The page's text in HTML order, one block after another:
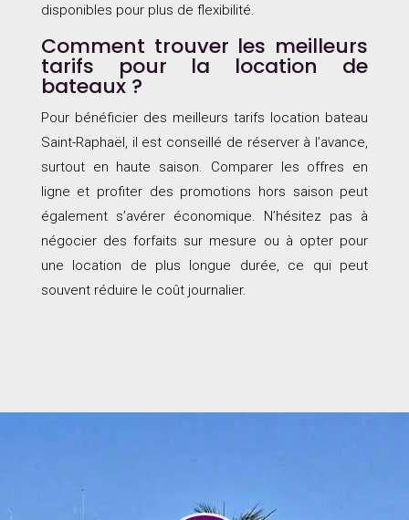
disponibles pour plus de flexibilité.
Comment trouver les meilleurs
tarifs pour la location de
bateaux ?
Pour bénéficier des meilleurs tarifs location bateau
Saint-Raphaël, il est conseillé de réserver à l’avance,
surtout en haute saison. Comparer les offres en
ligne et profiter des promotions hors saison peut
également s’avérer économique. N’hésitez pas à
négocier des forfaits sur mesure ou à opter pour
une location de plus longue durée, ce qui peut
souvent réduire le coût journalier.